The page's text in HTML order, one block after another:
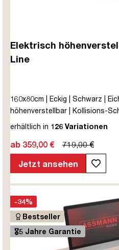
Elektrisch
Line
160x80cm | Eckig | Schwarz |
höhenverstellbar | Kollisions-
höhenverstellbar |
Herstellergarantie | unmontiert |
zu 80 kg | Y-Line | Steckertyp C
erhältlich in 126 Variationen
ab 359,00 €
719,00 €
Jetzt ansehen
-34%
Bestseller
🎖️5 Jahre Garantie